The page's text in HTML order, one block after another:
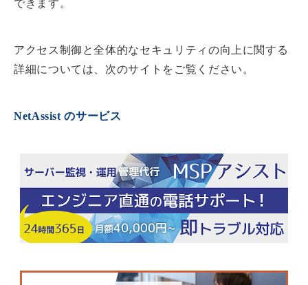
できます。
アクセス制御と全体的なセキュリティの向上に関する
詳細については、次のサイトをご覧ください。
NetAssist のサービス